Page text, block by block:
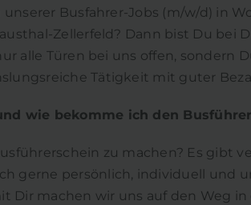
Busfahrer-Jobs (m/w/d) in
Zellerfeld? Dann bist Du bei
alle Türen bei uns offen, sondern
Tätigkeit mit guter
wie bekomme ich den
zu machen? Es gibt
gerne persönlich, individuell und
Dir machen wir uns auf den Weg